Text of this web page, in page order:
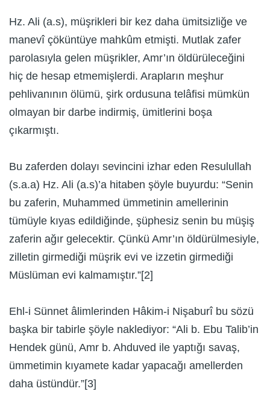
Hz. Ali (a.s), müşrikleri bir kez daha ümitsizliğe ve
manevî çöküntüye mahkûm etmişti. Mutlak zafer
parolasıyla gelen müşrikler, Amr’ın öldürüleceğini
hiç de hesap etmemişlerdi. Arapların meşhur
pehlivanının ölümü, şirk ordusuna telâfisi mümkün
olmayan bir darbe indirmiş, ümitlerini boşa
çıkarmıştı.
Bu zaferden dolayı sevincini izhar eden Resulullah
(s.a.a) Hz. Ali (a.s)’a hitaben şöyle buyurdu: “Senin
bu zaferin, Muhammed ümmetinin amellerinin
tümüyle kıyas edildiğinde, şüphesiz senin bu müşiş
zaferin ağır gelecektir. Çünkü Amr’ın öldürülmesiyle,
zilletin girmediği müşrik evi ve izzetin girmediği
Müslüman evi kalmamıştır.”[2]
Ehl-i Sünnet âlimlerinden Hâkim-i Nişaburî bu sözü
başka bir tabirle şöyle naklediyor: “Ali b. Ebu Talib’in
Hendek günü, Amr b. Ahduved ile yaptığı savaş,
ümmetimin kıyamete kadar yapacağı amellerden
daha üstündür.”[3]